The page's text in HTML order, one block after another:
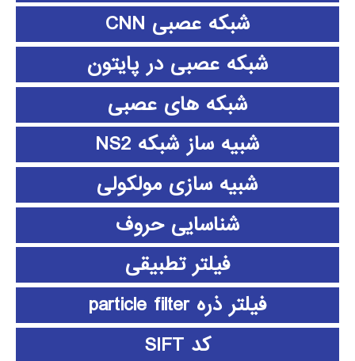
شبکه عصبی CNN
شبکه عصبی در پایتون
شبکه های عصبی
شبیه ساز شبکه NS2
شبیه سازی مولکولی
شناسایی حروف
فیلتر تطبیقی
فیلتر ذره particle filter
کد SIFT